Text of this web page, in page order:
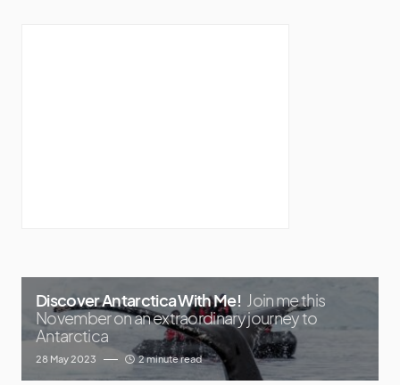
Discover Antarctica With Me! Join me this
November on an extraordinary journey to
Antarctica
28 May 2023 2 minute read